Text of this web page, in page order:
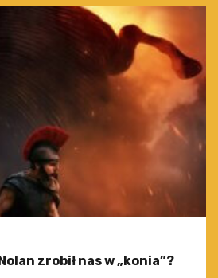
zrobił nas w „konia”?